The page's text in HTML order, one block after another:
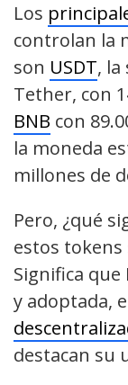
Los
controlan la
son USDT, la
Tether, con
BNB con
la moneda
millones de
Pero, ¿qué
estos tokens
Significa
y adoptada,
destacan su